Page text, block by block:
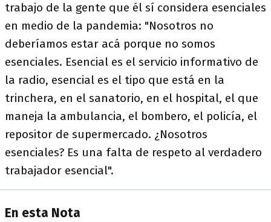
trabajo de la gente que él sí considera esenciales
en medio de la pandemia: "Nosotros no
deberíamos estar acá porque no somos
esenciales. Esencial es el servicio informativo de
la radio, esencial es el tipo que está en la
trinchera, en el sanatorio, en el hospital, el que
maneja la ambulancia, el bombero, el policía, el
repositor de supermercado. ¿Nosotros
esenciales? Es una falta de respeto al verdadero
trabajador esencial".
En esta Nota